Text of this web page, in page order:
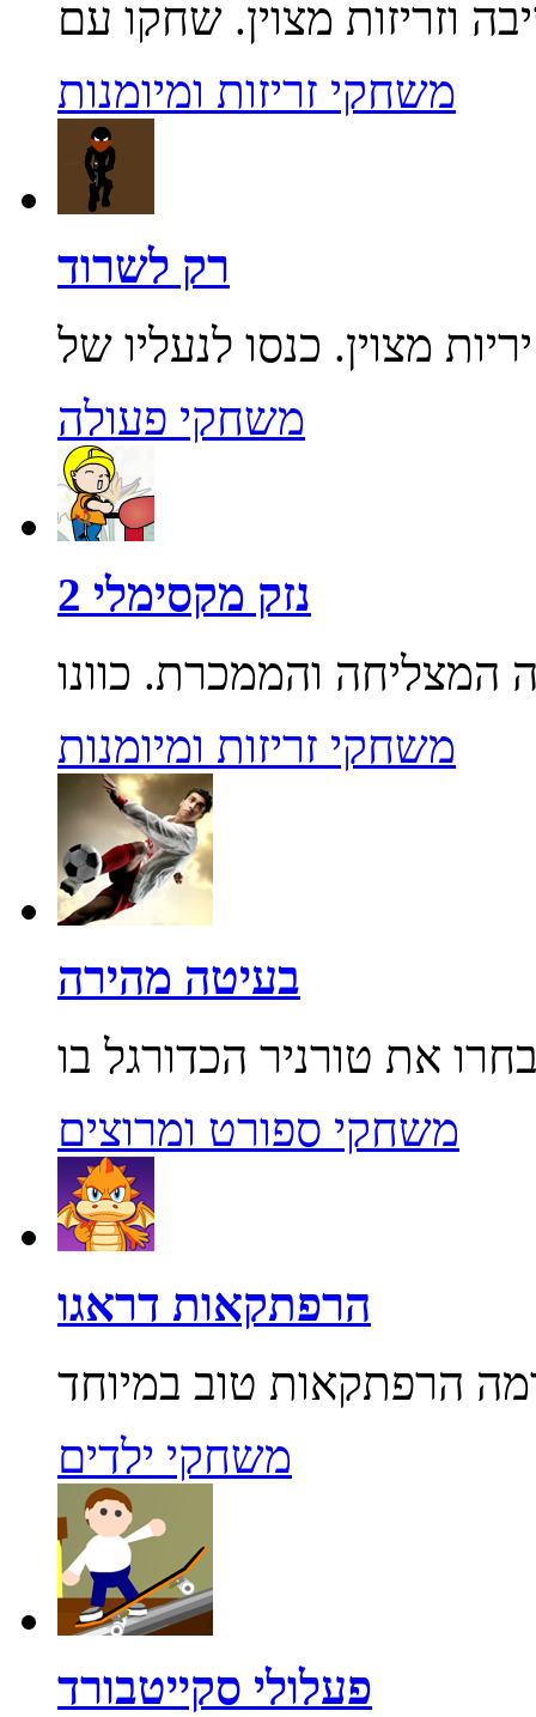
משחקי זריזות ומיומנות
רק לשרוד
משחקי פעולה
נזק מקסימלי 2
משחקי זריזות ומיומנות
בעיטה מהירה
משחקי ספורט ומרוצים
הרפתקאות דראגו
משחקי ילדים
פעלולי סקייטבורד